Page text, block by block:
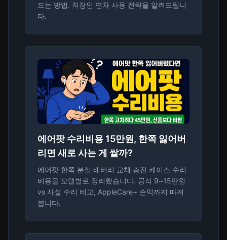
드는 방법. 직장인 연차 사용 전략을 알려드립니
다.
에어팟 수리비용 15만원, 한쪽 잃어버
리면 새로 사는 게 쌀까?
에어팟 한쪽 분실·배터리 교체·충전 케이스 수리
비용을 모델별로 정리했습니다. 공식 9~15만원
vs 사설 수리 비교, AppleCare+ 손익까지 따져
봅니다.